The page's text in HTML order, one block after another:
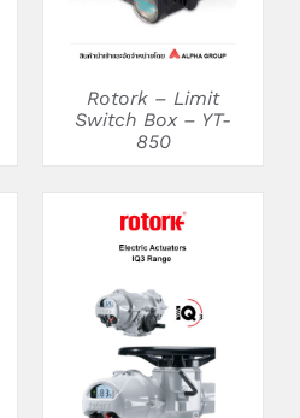
Rotork – Limit
Switch Box – YT-
850
DETAILS